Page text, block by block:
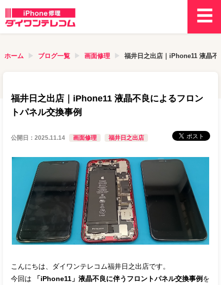
ホーム ブログ一覧 画面修理 福井日之出店｜iPhone11 液晶
福井日之出店｜iPhone11 液晶不良によるフロン
トパネル交換事例
公開日：2025.11.14 画面修理 福井日之出店
こんにちは、ダイワンテレコム福井日之出店です。
今回は
「iPhone11」液晶不良に伴うフロントパネル交換事例を